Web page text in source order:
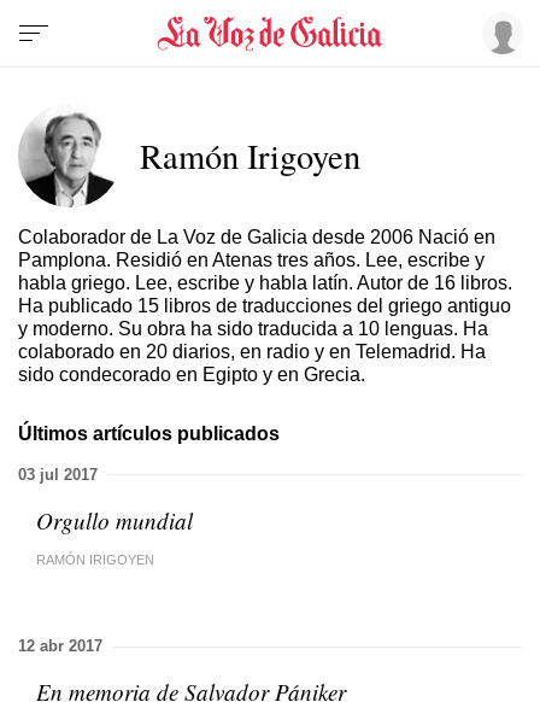
Ramón Irigoyen
Colaborador de La Voz de Galicia desde 2006 Nació en
Pamplona. Residió en Atenas tres años. Lee, escribe y
habla griego. Lee, escribe y habla latín. Autor de 16 libros.
Ha publicado 15 libros de traducciones del griego antiguo
y moderno. Su obra ha sido traducida a 10 lenguas. Ha
colaborado en 20 diarios, en radio y en Telemadrid. Ha
sido condecorado en Egipto y en Grecia.
Últimos artículos publicados
03 jul 2017
Orgullo mundial
RAMÓN IRIGOYEN
12 abr 2017
En memoria de Salvador Pániker